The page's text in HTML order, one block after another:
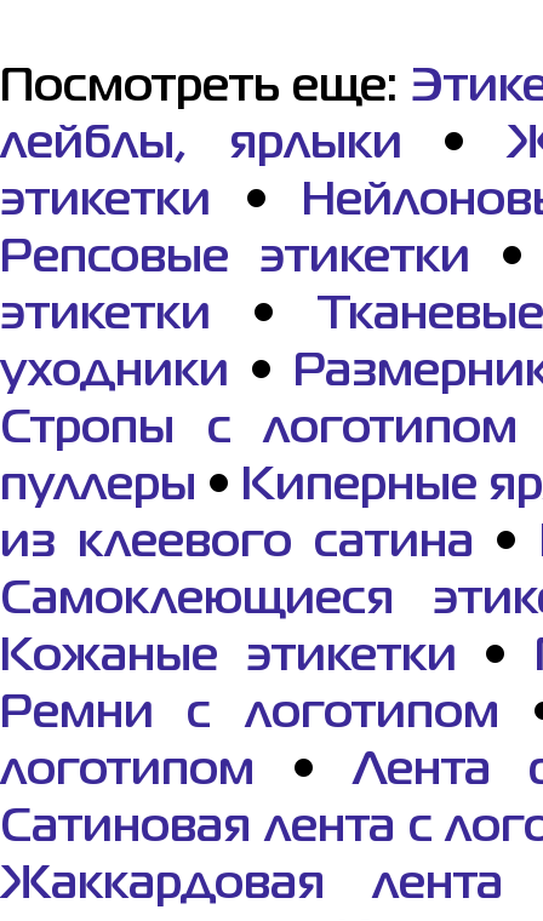
Посмотреть еще:
лейблы, ярлыки •
этикетки •
Репсовые этикетки
этикетки •
уходники •
Стропы с логотипом
пуллеры • Киперные
из клеевого сатина •
Самоклеющиеся
Кожаные этикетки •
Ремни с логотипом
логотипом •Лента
Сатиновая лента с
Жаккардовая лента